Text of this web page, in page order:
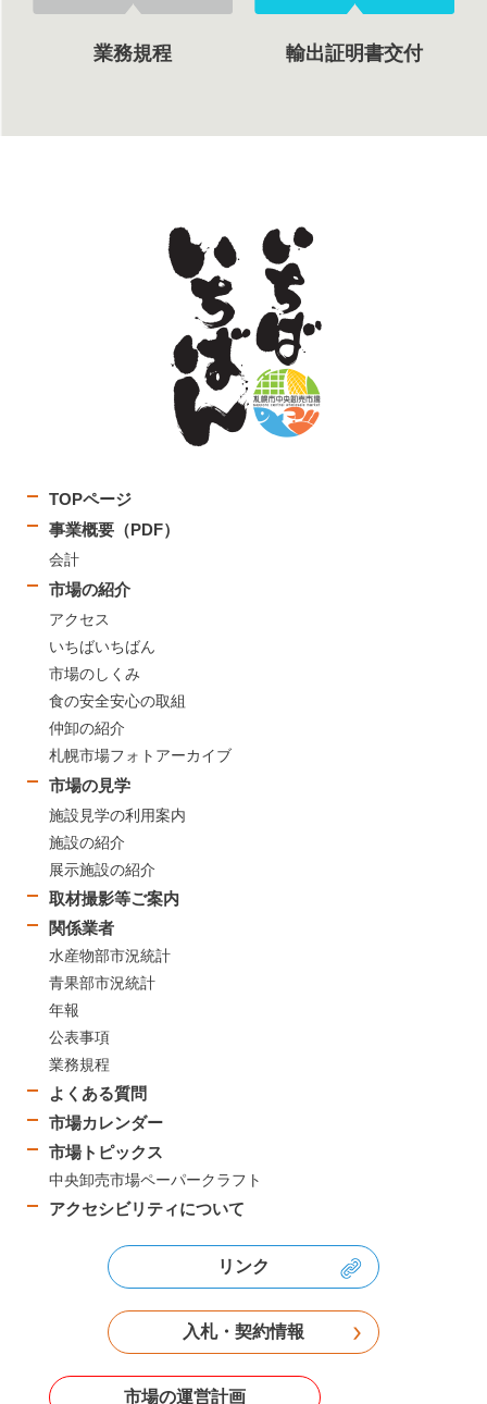
業務規程 輸出証明書交付
TOPページ
事業概要（PDF）
会計
市場の紹介
アクセス
いちばいちばん
市場のしくみ
食の安全安心の取組
仲卸の紹介
札幌市場フォトアーカイブ
市場の見学
施設見学の利用案内
施設の紹介
展示施設の紹介
取材撮影等ご案内
関係業者
水産物部市況統計
青果部市況統計
年報
公表事項
業務規程
よくある質問
市場カレンダー
市場トピックス
中央卸売市場ペーパークラフト
アクセシビリティについて
リンク
入札・契約情報
市場の運営計画